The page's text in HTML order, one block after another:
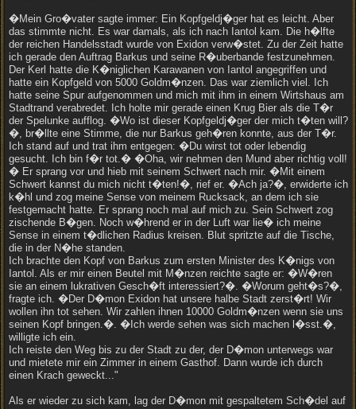
�Mein Gro�vater sagte immer: Ein Kopfgeldj�ger hat es leicht. Aber
das stimmte nicht. Es war damals, als ich nach Iantol kam. Die h�lfte
der reichen Handelsstadt wurde von Exidon verw�stet. Zu der Zeit hatte
ich gerade den Auftrag Barkus und seine R�uberbande festzunehmen.
Der Kerl hatte die K�niglichen Karawanen von Iantol angegriffen und
hatte ein Kopfgeld von 5000 Goldm�nzen. Das war ziemlich viel. Ich
hatte seine Spur aufgenommen und mich mit ihm in einem Wirtshaus am
Stadtrand verabredet. Ich holte mir gerade einen Krug Bier als die T�r
der Spelunke aufflog. �Wo ist dieser Kopfgeldj�ger der mich t�ten will?
�, br�llte eine Stimme, die nur Barkus geh�ren konnte, aus der T�r.
Ich stand auf und trat ihm entgegen: �Du wirst tot oder lebendig
gesucht. Ich bin f�r tot.� �Oha, wir nehmen den Mund aber richtig voll!
� Er sprang vor und hieb mit seinem Schwert nach mir. �Mit einem
Schwert kannst du mich nicht t�ten!�, rief er. �Ach ja?�, erwiderte ich
k�hl und zog meine Sense von meinem Rucksack, an dem ich sie
festgemacht hatte. Er sprang noch mal auf mich zu. Sein Schwert zog
zischende B�gen. Noch w�hrend er in der Luft war lie� ich meine
Sense in einem t�dlichen Radius kreisen. Blut spritzte auf die Tische,
die in der N�he standen.
Ich brachte den Kopf von Barkus zum ersten Minister des K�nigs von
Iantol. Als er mir einen Beutel mit M�nzen reichte sagte er: �W�ren
sie an einem lukrativen Gesch�ft interessiert?�. �Worum geht�s?�,
fragte ich. �Der D�mon Exidon hat unsere halbe Stadt zerst�rt! Wir
wollen ihn tot sehen. Wir zahlen ihnen 10000 Goldm�nzen wenn sie uns
seinen Kopf bringen.�. �Ich werde sehen was sich machen l�sst.�,
willigte ich ein.
Ich reiste den Weg bis zu der Stadt zu der, der D�mon unterwegs war
und mietete mir ein Zimmer in einem Gasthof. Dann wurde ich durch
einen Krach geweckt..."
Als er wieder zu sich kam, lag der D�mon mit gespaltetem Sch�del auf